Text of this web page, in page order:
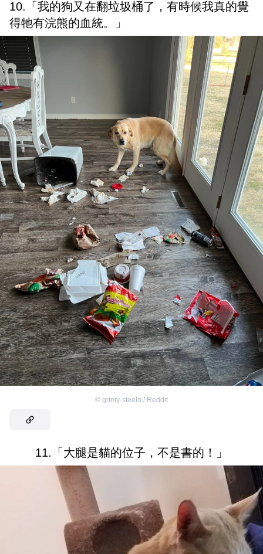
10.「我的狗又在翻垃圾桶了，有時候我真的覺
得牠有浣熊的血統。」
© grimy-steelo / Reddit
11.「大腿是貓的位子，不是書的！」